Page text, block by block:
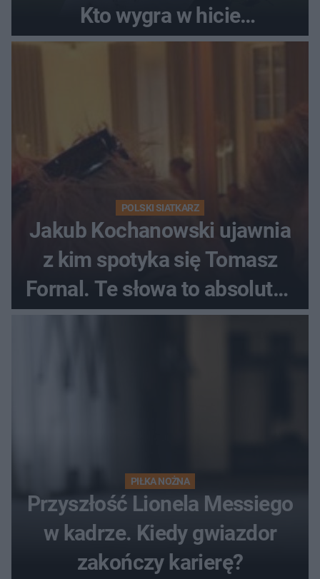
Kto wygra w hicie
Ekstraklasy?
POLSKI SIATKARZ
Jakub Kochanowski ujawnia
z kim spotyka się Tomasz
Fornal. Te słowa to absolutny
hit
PIŁKA NOŻNA
Przyszłość Lionela Messiego
w kadrze. Kiedy gwiazdor
zakończy karierę?